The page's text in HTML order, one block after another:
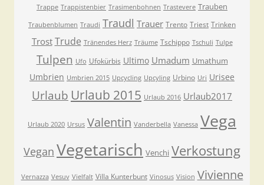
Trappe Trappistenbier Trasimenbohnen Trastevere Trauben
Traubenblumen Traudi Traudl Trauer Trento Triest Trinken
Trost Trude Tränendes Herz Träume Tschippo Tschuli Tulpe
Tulpen Ufo Ufokürbis Ultimo Umadum Umathum
Umbrien Umbrien 2015 Upcycling Upcyling Urbino Uri Urisee
Urlaub Urlaub 2015 Urlaub 2016 Urlaub2017
Urlaub 2020 Ursus Valentin Vanderbella Vanessa Vega
Vegan Vegetarisch Venchi Verkostung
Vernazza Vesuv Vielfalt Villa Kunterbunt Vinosus Vision Vivienne